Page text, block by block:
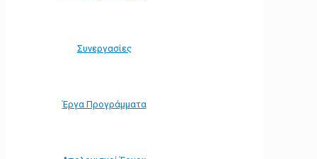
Συνεργασίες
Έργα Προγράμματα